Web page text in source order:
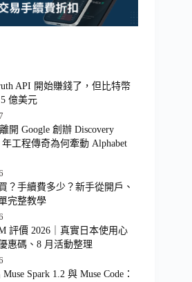
API 開始賺錢了，但比特幣
億美元
開 Google 創辦 Discovery
工程傳奇為何牽動 Alphabet
？手續費多少？新手從開戶、
完整教學
評價 2026｜真實日本使用心
惠碼、8 月活動整理
Spark 1.2 與 Muse Code：